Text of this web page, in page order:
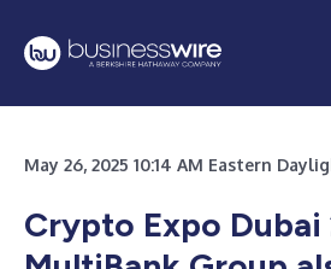
May 26, 2025 10:14 AM Eastern
Crypto Expo Dubai